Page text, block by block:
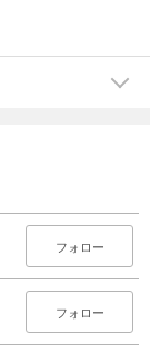
フォロー
フォロー